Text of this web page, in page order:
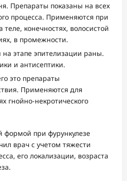
Препараты показаны на всех
процесса. Применяются при
конечностях, волосистой
в промежности.
этапе эпителизации раны.
и антисептики.
это препараты
Применяются для
гнойно-некротического
формой при фурункулезе
врач с учетом тяжести
его локализации, возраста